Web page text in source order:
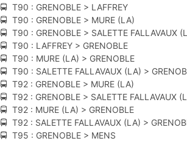
🚍 T90 : GRENOBLE > LAFFREY
🚍 T90 : GRENOBLE > MURE (LA)
🚍 T90 : GRENOBLE > SALETTE FALLAVAUX
🚍 T90 : LAFFREY > GRENOBLE
🚍 T90 : MURE (LA) > GRENOBLE
🚍 T90 : SALETTE FALLAVAUX (LA) >
🚍 T92 : GRENOBLE > MURE (LA)
🚍 T92 : GRENOBLE > SALETTE FALLAVAUX
🚍 T92 : MURE (LA) > GRENOBLE
🚍 T92 : SALETTE FALLAVAUX (LA) >
🚍 T95 : GRENOBLE > MENS